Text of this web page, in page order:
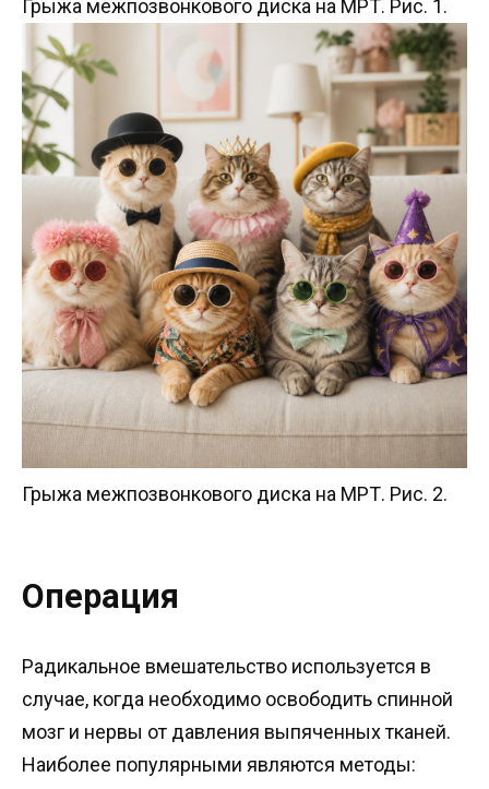
Грыжа межпозвонкового диска на МРТ. Рис. 1.
Грыжа межпозвонкового диска на МРТ. Рис. 2.
Операция
Радикальное вмешательство используется в
случае, когда необходимо освободить спинной
мозг и нервы от давления выпяченных тканей.
Наиболее популярными являются методы: